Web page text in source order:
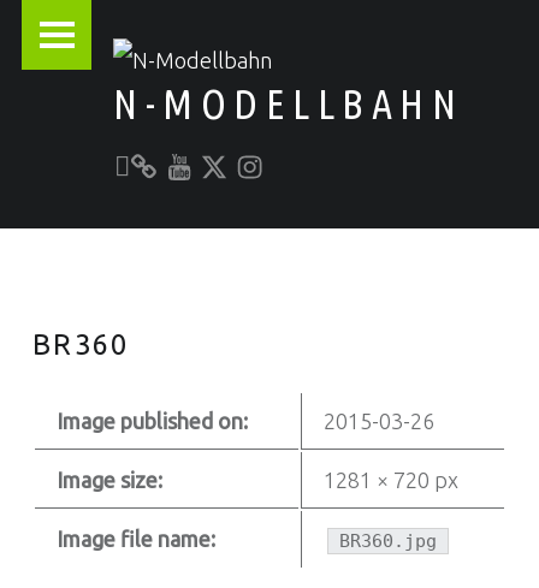
N-MODELLBAHN
Alles rund um die Modellbahn
BR360
Image published on: 2015-03-26
Image size: 1281 × 720 px
Image file name: BR360.jpg